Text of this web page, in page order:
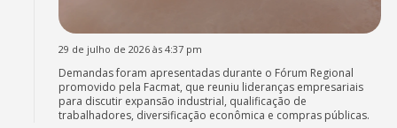
29 de julho de 2026 às 4:37 pm
Demandas foram apresentadas durante o Fórum Regional
promovido pela Facmat, que reuniu lideranças empresariais
para discutir expansão industrial, qualificação de
trabalhadores, diversificação econômica e compras públicas.